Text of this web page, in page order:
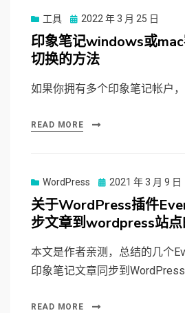
工具
Posted
on
2022 年 3 月 25 日
印象笔记windows或
切换的方法
如果你拥有多个印象笔记帐户
READ MORE
WordPress
Posted
on
2021 年 3 月 9 日
关于WordPress插件
步文章到wordpress站
本文是作者亲测，总结的几个
印象笔记文章同步到
READ MORE